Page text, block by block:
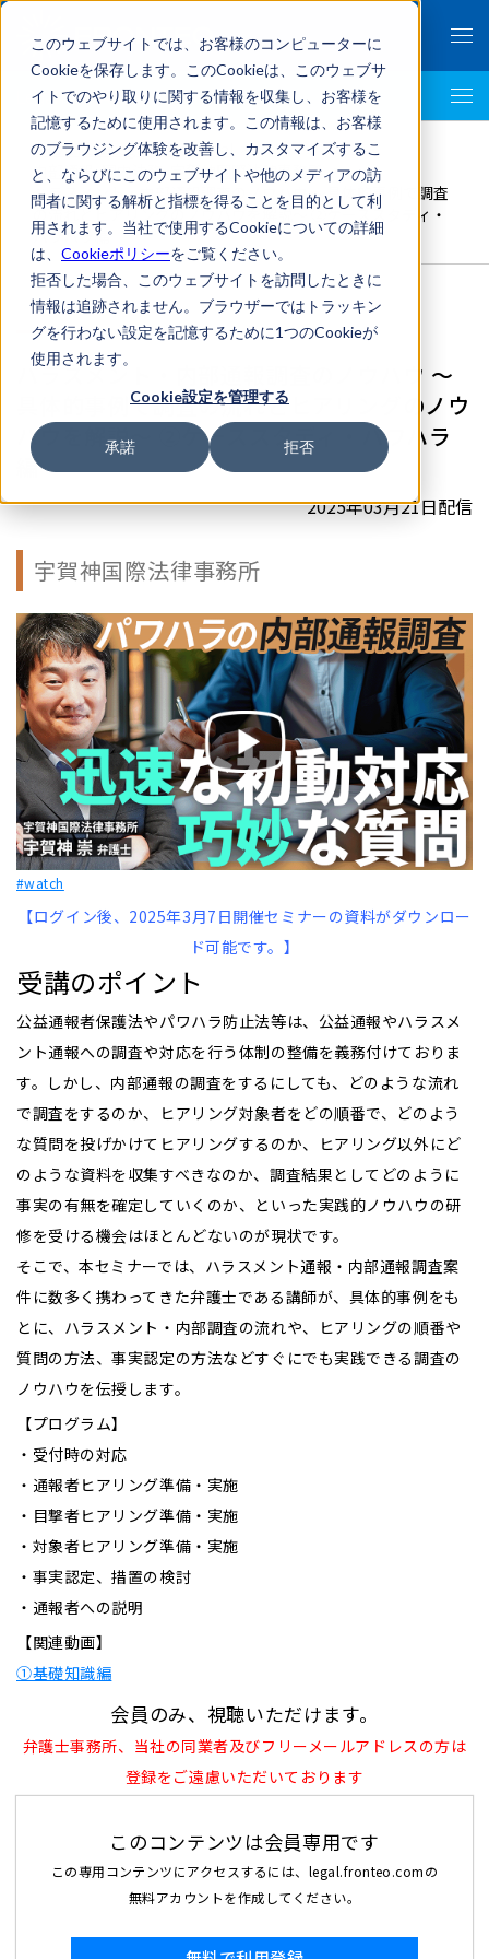
このウェブサイトでは、お客様のコンピューターに
Cookieを保存します。このCookieは、このウェブサ
イトでのやり取りに関する情報を収集し、お客様を
記憶するために使用されます。この情報は、お客様
のブラウジング体験を改善し、カスタマイズするこ
と、ならびにこのウェブサイトや他のメディアの訪
問者に関する解析と指標を得ることを目的として利
用されます。当社で使用するCookieについての詳細
は、 Cookieポリシーをご覧ください。
拒否した場合、このウェブサイトを訪問したときに
情報は追跡されません。ブラウザーではトラッキン
グを行わない設定を記憶するために1つのCookieが
使用されます。
Cookie設定を管理する
承諾 拒否
LegalTech AI Top
FRONTEO Legal Link Portal >
内部通報,国内法務, 宇賀神国際法律事務所 >
ハラスメント・内部通報調査のノウハウ ～具体的事例で調査
の流れとヒアリングのノウハウを解説～ ②ケーススタディ・
パワハラ編
ハラスメント・内部通報調査のノウハウ ～
具体的事例で調査の流れとヒアリングのノウ
ハウを解説～ ②ケーススタディ・パワハラ
編
2025年03月21日配信
宇賀神国際法律事務所
#watch
【ログイン後、2025年3月7日開催セミナーの資料がダウンロー
ド可能です。】
受講のポイント
公益通報者保護法やパワハラ防止法等は、公益通報やハラスメ
ント通報への調査や対応を行う体制の整備を義務付けておりま
す。しかし、内部通報の調査をするにしても、どのような流れ
で調査をするのか、ヒアリング対象者をどの順番で、どのよう
な質問を投げかけてヒアリングするのか、ヒアリング以外にど
のような資料を収集すべきなのか、調査結果としてどのように
事実の有無を確定していくのか、といった実践的ノウハウの研
修を受ける機会はほとんどないのが現状です。
そこで、本セミナーでは、ハラスメント通報・内部通報調査案
件に数多く携わってきた弁護士である講師が、具体的事例をも
とに、ハラスメント・内部調査の流れや、ヒアリングの順番や
質問の方法、事実認定の方法などすぐにでも実践できる調査の
ノウハウを伝授します。
【プログラム】
・受付時の対応
・通報者ヒアリング準備・実施
・目撃者ヒアリング準備・実施
・対象者ヒアリング準備・実施
・事実認定、措置の検討
・通報者への説明
【関連動画】
①基礎知識編
会員のみ、視聴いただけます。
弁護士事務所、当社の同業者及びフリーメールアドレスの方は
登録をご遠慮いただいております
このコンテンツは会員専用です
この専用コンテンツにアクセスするには、legal.fronteo.comの
無料アカウントを作成してください。